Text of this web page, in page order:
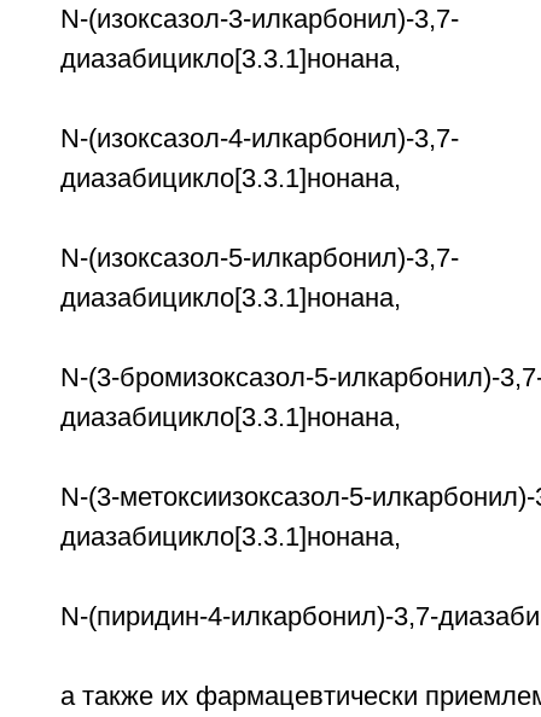
N-(изоксазол-3-илкарбонил)-3,7-
диазабицикло[3.3.1]нонана,
N-(изоксазол-4-илкарбонил)-3,7-
диазабицикло[3.3.1]нонана,
N-(изоксазол-5-илкарбонил)-3,7-
диазабицикло[3.3.1]нонана,
N-(3-бромизоксазол-5-илкарбонил)-
диазабицикло[3.3.1]нонана,
N-(3-метоксиизоксазол-5-
диазабицикло[3.3.1]нонана,
N-(пиридин-4-илкарбонил)-3,7-
а также их фармацевтически